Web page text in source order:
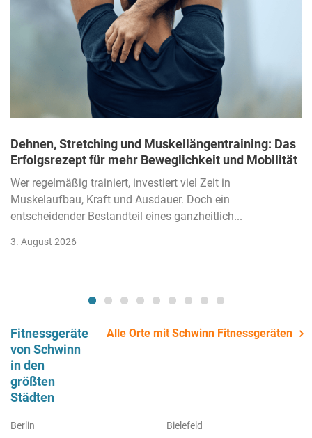
Dehnen, Stretching und Muskellängentraining: Das
Erfolgsrezept für mehr Beweglichkeit und Mobilität
Wer regelmäßig trainiert, investiert viel Zeit in
Muskelaufbau, Kraft und Ausdauer. Doch ein
entscheidender Bestandteil eines ganzheitlich...
3. August 2026
Fitnessgeräte
von Schwinn
in den
größten
Städten
Alle Orte mit Schwinn Fitnessgeräten
Berlin
Bielefeld